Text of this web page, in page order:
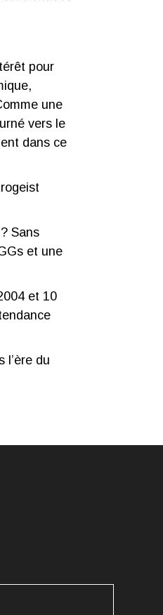
pour
une
vers le
dans ce
Sans
et une
et 10
l’ère du